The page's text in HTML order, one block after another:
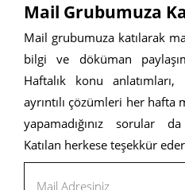
Mail Grubumuza
Mail grubumuza katılarak
bilgi ve döküman
Haftalık konu
ayrıntılı çözümleri her hafta
yapamadığınız sorular
Katılan herkese teşekkür